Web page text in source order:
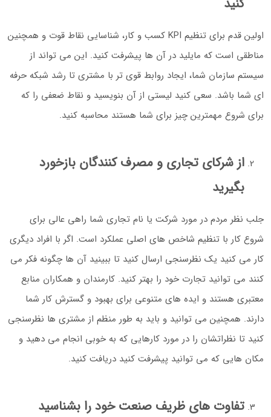
اولین قدم برای تنظیم KPI کسب و کار، شناسایی نقاط قوت و همچنین
مناطقی است که مایلید در آن ها پیشرفت کنید. این می تواند از
سیستم سازمان شما، ایجاد روابط قوی تر با مشتری تا رشد شبکه حرفه
ای شما باشد. سعی کنید لیستی از آن بنویسید و نقاط ضعفی را که
برای شروع مهمترین چیز برای شما هستند محاسبه کنید.
از شرکای تجاری و مصرف کنندگان بازخورد
بگیرید
جلب نظر مردم در مورد شرکت یا نام تجاری شما راهی عالی برای
شروع کار با تنظیم شاخص های اصلی عملکرد است. اگر با افراد دیگری
کار می کنید یک نظرسنجی ارسال کنید تا ببینید آن ها چگونه فکر می
کنند می توانید تجارت خود را بهتر کنید. کارمندان و همکاران منابع
معتبری هستند و ایده های متنوعی برای بهبود و گسترش کار شما
دارند. همچنین می توانید و باید به طور منظم از مشتری ها نظرسنجی
کنید تا نظراتشان را در مورد کارهایی که به خوبی انجام می دهید و
مکان هایی که می توانید پیشرفت کنید دریافت کنید.
تفاوت های ظریف صنعت خود را بشناسید